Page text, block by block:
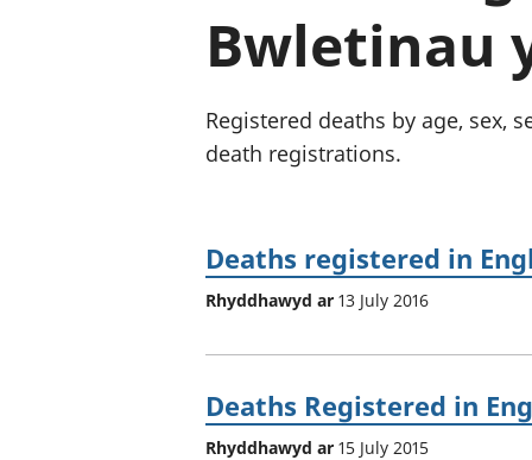
Bwletinau
Registered deaths by age, sex,
death registrations.
Deaths registered in
Rhyddhawyd ar 13 July 2016
Deaths Registered in
Rhyddhawyd ar 15 July 2015